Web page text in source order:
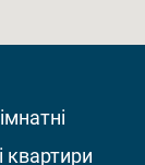
квартири